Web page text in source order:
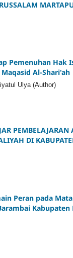
Pemenuhan
Al-Shari'ah
Ulya (Author)
DI
Peran pada
Kabupaten